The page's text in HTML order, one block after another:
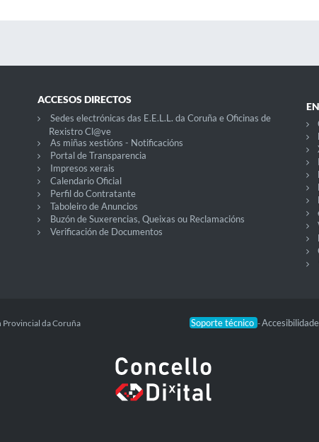
ACCESOS DIRECTOS
Sedes electrónicas das E.E.L.L. da Coruña e Oficinas de
Rexistro Cl@ve
As miñas xestións - Notificacións
Portal de Transparencia
Impresos xerais
Calendario Oficial
Perfil do Contratante
Taboleiro de Anuncios
Buzón de Suxerencias, Queixas ou Reclamacións
Verificación de Documentos
Soporte técnico -Accesibilidade
da Coruña